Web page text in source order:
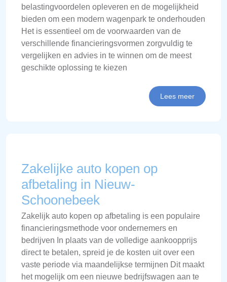
belastingvoordelen opleveren en de mogelijkheid
bieden om een modern wagenpark te onderhouden
Het is essentieel om de voorwaarden van de
verschillende financieringsvormen zorgvuldig te
vergelijken en advies in te winnen om de meest
geschikte oplossing te kiezen
Lees meer
Zakelijke auto kopen op
afbetaling in Nieuw-
Schoonebeek
Zakelijk auto kopen op afbetaling is een populaire
financieringsmethode voor ondernemers en
bedrijven In plaats van de volledige aankoopprijs
direct te betalen, spreid je de kosten uit over een
vaste periode via maandelijkse termijnen Dit maakt
het mogelijk om een nieuwe bedrijfswagen aan te